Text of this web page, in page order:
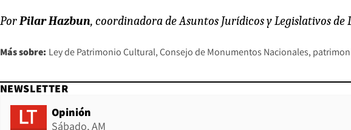
PorPilar Hazbun, coordinadora de Asuntos Jurídicos y Legislativos
Más sobre: Ley de Patrimonio Cultural Consejo de Monumentos Nacionales
NEWSLETTER
Opinión
Sábado, AM